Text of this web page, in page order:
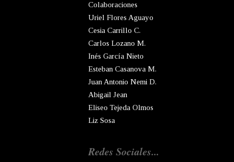
Colaboraciones
Uriel Flores Aguayo
Cesia Carrillo C.
Carlos Lozano M.
Inés García Nieto
Esteban Casanova M.
Juan Antonio Nemi D.
Abigail Jean
Eliseo Tejeda Olmos
Liz Sosa
Redes Sociales...